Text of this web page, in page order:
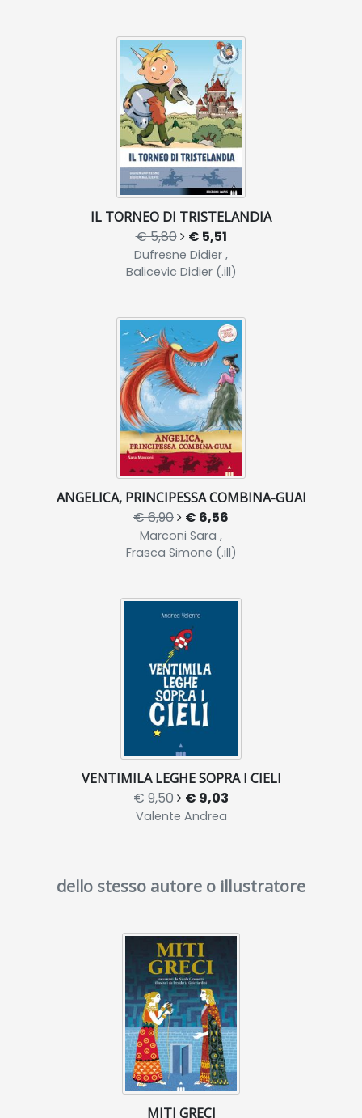
IL TORNEO DI TRISTELANDIA
€ 5,80 € 5,51
Dufresne Didier ,
Balicevic Didier (.ill)
ANGELICA, PRINCIPESSA COMBINA-GUAI
€ 6,90 € 6,56
Marconi Sara ,
Frasca Simone (.ill)
VENTIMILA LEGHE SOPRA I CIELI
€ 9,50 € 9,03
Valente Andrea
dello stesso autore o illustratore
MITI GRECI